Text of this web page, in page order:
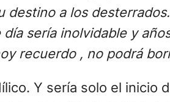
destino a los
sería inolvidable y
recuerdo , no podrá
Y sería solo el inicio